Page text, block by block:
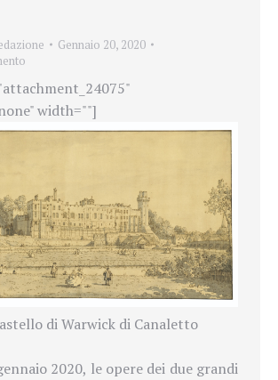
Gennaio 20, 2020
width=""]
di Warwick di Canaletto
2020, le opere dei due grandi